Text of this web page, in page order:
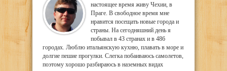
настоящее время живу Чехии, в
Праге. В свободное время мне
нравится посещать новые города и
страны. На сегодняшний день я
побывал в 43 странах и в 486
городах. Люблю итальянскую кухню, плавать в море и
долгие пешие прогулки. Слегка побаиваюсь самолетов,
поэтому хорошо разбираюсь в наземных видах